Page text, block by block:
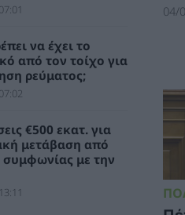
σήμερα Τρίτη 4
η τύχη έργων αξίας
καταστολή και
να έχει το
από τον τοίχο για
ρεύματος;
€500 εκατ. για
μετάβαση από
με την
04/